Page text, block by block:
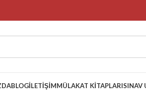
BLOGİLETIŞIMMÜLAKAT KITAPLARISINAV